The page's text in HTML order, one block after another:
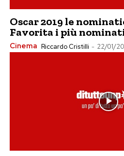
Oscar 2019 le
Favorita i più
Cinema Riccardo Cristilli - 22/01/